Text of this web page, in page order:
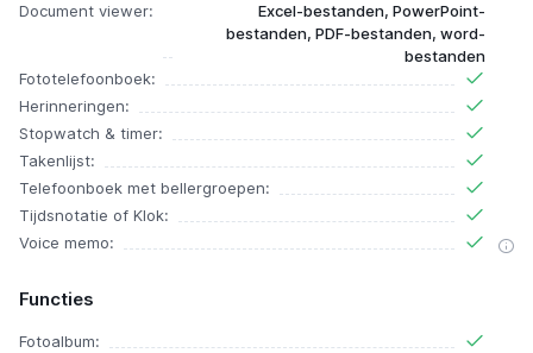
Document viewer:
Excel-bestanden, PowerPoint-
bestanden, PDF-bestanden, word-
bestanden
Fototelefoonboek:
Herinneringen:
Stopwatch & timer:
Takenlijst:
Telefoonboek met bellergroepen:
Tijdsnotatie of Klok:
Voice memo:
Functies
Fotoalbum: